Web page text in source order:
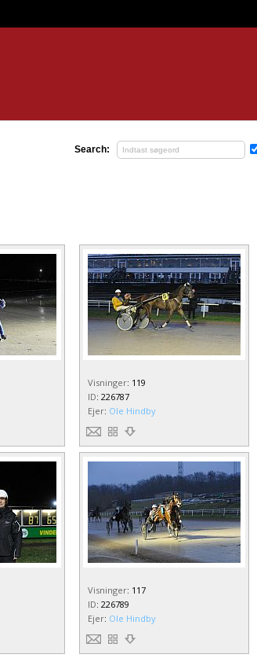
Search:
Visninger: 119
ID: 226787
Ejer: Ole Hindby
Visninger: 117
ID: 226789
Ejer: Ole Hindby